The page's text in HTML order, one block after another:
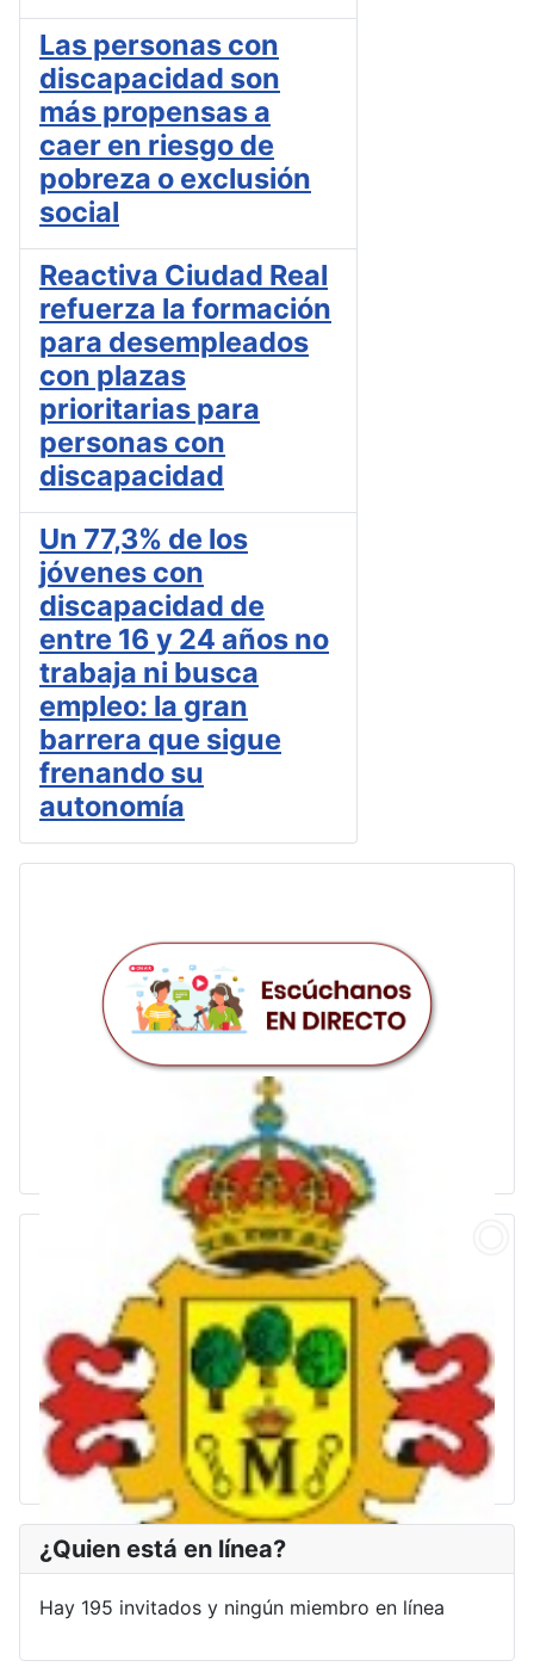
Las personas con
discapacidad son
más propensas a
caer en riesgo de
pobreza o exclusión
social
Reactiva Ciudad Real
refuerza la formación
para desempleados
con plazas
prioritarias para
personas con
discapacidad
Un 77,3% de los
jóvenes con
discapacidad de
entre 16 y 24 años no
trabaja ni busca
empleo: la gran
barrera que sigue
frenando su
autonomía
LA RADIO MÁS SOCIAL DE CASTILLA-LA
MANCHA
¡y compártenos con tus amigos!
¿Quien está en línea?
Hay 195 invitados y ningún miembro en línea